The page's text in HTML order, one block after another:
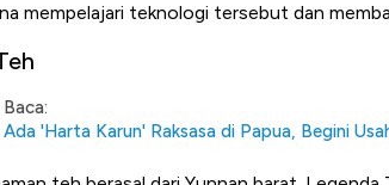
mempelajari teknologi tersebut dan
Baca:
Ada 'Harta Karun' Raksasa di Papua, Begini